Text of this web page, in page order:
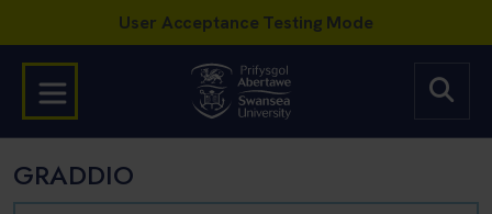
GRADDIO